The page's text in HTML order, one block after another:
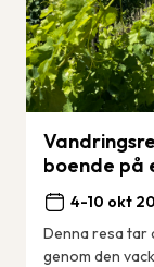
boende på
4-10 okt
Denna resa tar
genom den